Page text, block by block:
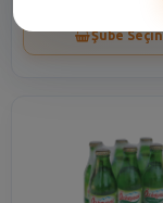
Şube